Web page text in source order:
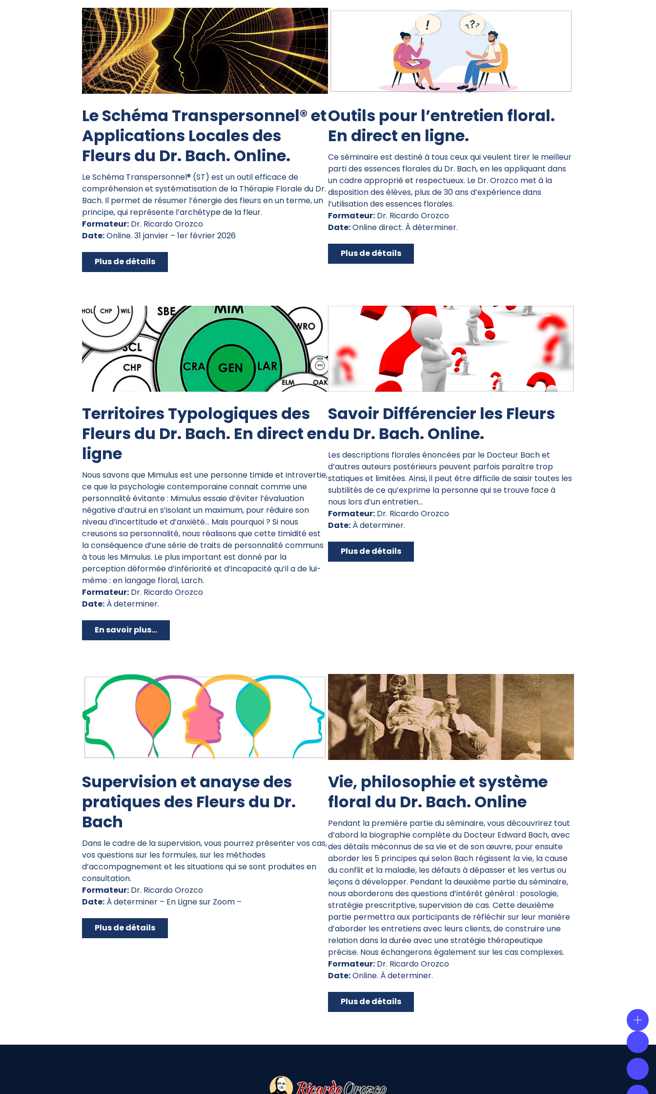
Le Schéma Transpersonnel® et
Applications Locales des
Fleurs du Dr. Bach. Online.
Le Schéma Transpersonnel® (ST) est un outil efficace de
compréhension et systématisation de la Thérapie Florale du Dr.
Bach. Il permet de résumer l’énergie des fleurs en un terme, un
principe, qui représente l’archétype de la fleur.
Formateur: Dr. Ricardo Orozco
Date:Online. 31 janvier – 1er février 2026
Plus de détails
Outils pour l’entretien floral.
En direct en ligne.
Ce séminaire est destiné à tous ceux qui veulent tirer le meilleur
parti des essences florales du Dr. Bach, en les appliquant dans
un cadre approprié et respectueux. Le Dr. Orozco met à la
disposition des élèves, plus de 30 ans d’expérience dans
l’utilisation des essences florales.
Formateur: Dr. Ricardo Orozco
Date:Online direct. À déterminer.
Plus de détails
Territoires Typologiques des
Fleurs du Dr. Bach. En direct en
ligne
Nous savons que Mimulus est une personne timide et introvertie,
ce que la psychologie contemporaine connait comme une
personnalité évitante : Mimulus essaie d’éviter l’évaluation
négative d’autrui en s’isolant un maximum, pour réduire son
niveau d’incertitude et d’anxiété… Mais pourquoi ? Si nous
creusons sa personnalité, nous réalisons que cette timidité est
la conséquence d’une série de traits de personnalité communs
à tous les Mimulus. Le plus important est donné par la
perception déformée d’infériorité et d’incapacité qu’il a de lui-
même : en langage floral, Larch.
Formateur: Dr. Ricardo Orozco
Date: À determiner.
En savoir plus...
Savoir Différencier les Fleurs
du Dr. Bach. Online.
Les descriptions florales énoncées par le Docteur Bach et
d’autres auteurs postérieurs peuvent parfois paraître trop
statiques et limitées. Ainsi, il peut être difficile de saisir toutes les
subtilités de ce qu’exprime la personne qui se trouve face à
nous lors d’un entretien…
Formateur: Dr. Ricardo Orozco
Date: À determiner.
Plus de détails
Supervision et anayse des
pratiques des Fleurs du Dr.
Bach
Dans le cadre de la supervision, vous pourrez présenter vos cas,
vos questions sur les formules, sur les méthodes
d’accompagnement et les situations qui se sont produites en
consultation.
Formateur: Dr. Ricardo Orozco
Date: À determiner – En Ligne sur Zoom –
Plus de détails
Vie, philosophie et système
floral du Dr. Bach. Online
Pendant la première partie du séminaire, vous découvrirez tout
d’abord la biographie complète du Docteur Edward Bach, avec
des détails méconnus de sa vie et de son œuvre, pour ensuite
aborder les 5 principes qui selon Bach régissent la vie, la cause
du conflit et la maladie, les défauts à dépasser et les vertus ou
leçons à développer. Pendant la deuxième partie du séminaire,
nous aborderons des questions d’intérêt général : posologie,
stratégie prescritptive, supervision de cas. Cette deuxième
partie permettra aux participants de réfléchir sur leur manière
d’aborder les entretiens avec leurs clients, de construire une
relation dans la durée avec une stratégie thérapeutique
précise. Nous échangerons également sur les cas complexes.
Formateur: Dr. Ricardo Orozco
Date:Online. À determiner.
Plus de détails